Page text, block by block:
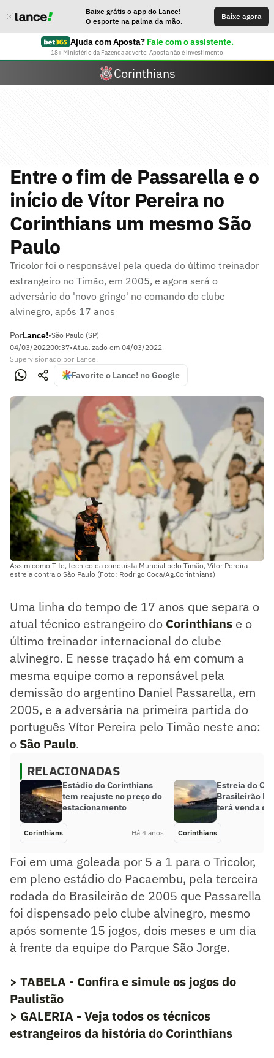
Baixe grátis o app do Lance!
O esporte na palma da mão.
Baixe agora
Ajuda com Aposta? Fale com o assistente.
18+ Ministério da Fazenda adverte: Aposta não é investimento
Corinthians
Entre o fim de Passarella e o
início de Vítor Pereira no
Corinthians um mesmo São
Paulo
Tricolor foi o responsável pela queda do último treinador
estrangeiro no Timão, em 2005, e agora será o
adversário do 'novo gringo' no comando do clube
alvinegro, após 17 anos
PorLance!•São Paulo (SP)
04/03/202200:37•Atualizado em 04/03/2022
Supervisionado por Lance!
Favorite o Lance! no Google
Assim como Tite, técnico da conquista Mundial pelo Timão, Vítor Pereira
estreia contra o São Paulo (Foto: Rodrigo Coca/Ag.Corinthians)
Uma linha do tempo de 17 anos que separa o
atual técnico estrangeiro do Corinthians e o
último treinador internacional do clube
alvinegro. E nesse traçado há em comum a
mesma equipe como a reponsável pela
demissão do argentino Daniel Passarella, em
2005, e a adversária na primeira partida do
português Vítor Pereira pelo Timão neste ano:
o São Paulo.
RELACIONADAS
Estádio do Corinthians
tem reajuste no preço do
estacionamento
Corinthians Há 4 anos
Estreia do
Brasileirão
terá venda
Corinthians
Foi em uma goleada por 5 a 1 para o Tricolor,
em pleno estádio do Pacaembu, pela terceira
rodada do Brasileirão de 2005 que Passarella
foi dispensado pelo clube alvinegro, mesmo
após somente 15 jogos, dois meses e um dia
à frente da equipe do Parque São Jorge.
> TABELA - Confira e simule os jogos do
Paulistão
> GALERIA - Veja todos os técnicos
estrangeiros da história do Corinthians